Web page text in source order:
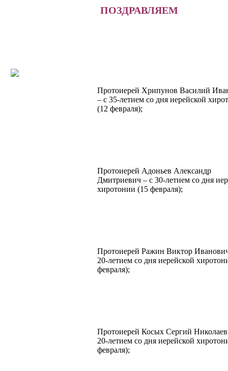
ПОЗДРАВЛЯЕМ
Протоиерей Хрипунов Василий
– с 35-летием со дня иерейской
(12 февраля);
Протоиерей Адоньев Александр
Дмитриевич – с 30-летием со дня
хиротонии (15 февраля);
Протоиерей Ражин Виктор
20-летием со дня иерейской
февраля);
Протоиерей Косых Сергий
20-летием со дня иерейской
февраля);